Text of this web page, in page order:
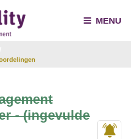
MENU
- (ingevulde